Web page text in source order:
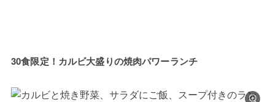
30食限定！カルビ大盛りの焼肉パワーランチ